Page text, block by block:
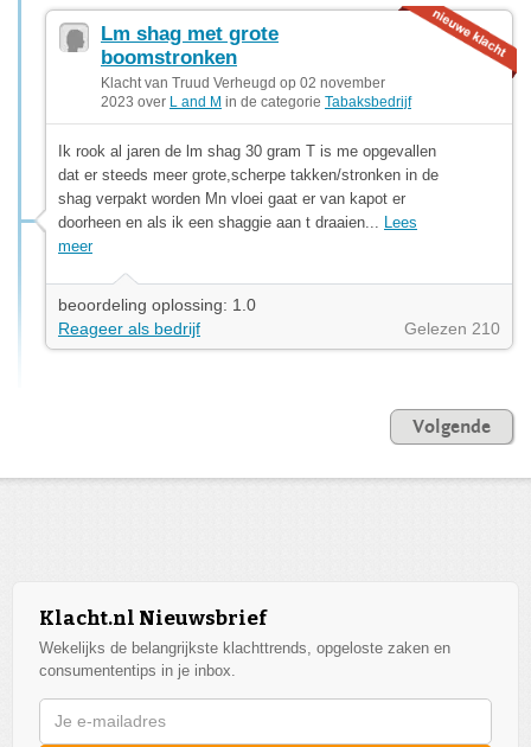
Lm shag met grote
boomstronken
Klacht van Truud Verheugd op 02 november
2023 over L and M in de categorie Tabaksbedrijf
Ik rook al jaren de lm shag 30 gram T is me opgevallen
dat er steeds meer grote,scherpe takken/stronken in de
shag verpakt worden Mn vloei gaat er van kapot er
doorheen en als ik een shaggie aan t draaien... Lees
meer
beoordeling oplossing: 1.0
Reageer als bedrijf
Gelezen 210
Volgende
Klacht.nl Nieuwsbrief
Wekelijks de belangrijkste klachttrends, opgeloste zaken en
consumententips in je inbox.